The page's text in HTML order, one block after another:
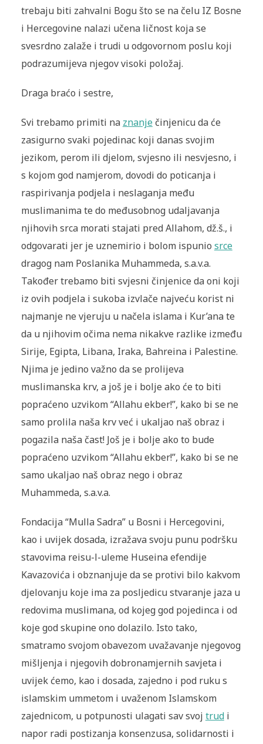
trebaju biti zahvalni Bogu što se na čelu IZ Bosne
i Hercegovine nalazi učena ličnost koja se
svesrdno zalaže i trudi u odgovornom poslu koji
podrazumijeva njegov visoki položaj.
Draga braćo i sestre,
Svi trebamo primiti na znanječinjenicu da će
zasigurno svaki pojedinac koji danas svojim
jezikom, perom ili djelom, svjesno ili nesvjesno, i
s kojom god namjerom, dovodi do poticanja i
raspirivanja podjela i neslaganja među
muslimanima te do međusobnog udaljavanja
njihovih srca morati stajati pred Allahom, dž.š., i
odgovarati jer je uznemirio i bolom ispunio srce
dragog nam Poslanika Muhammeda, s.a.v.a.
Također trebamo biti svjesni činjenice da oni koji
iz ovih podjela i sukoba izvlače najveću korist ni
najmanje ne vjeruju u načela islama i Kur’ana te
da u njihovim očima nema nikakve razlike između
Sirije, Egipta, Libana, Iraka, Bahreina i Palestine.
Njima je jedino važno da se prolijeva
muslimanska krv, a još je i bolje ako će to biti
popraćeno uzvikom “Allahu ekber!”, kako bi se ne
samo prolila naša krv već i ukaljao naš obraz i
pogazila naša čast! Još je i bolje ako to bude
popraćeno uzvikom “Allahu ekber!”, kako bi se ne
samo ukaljao naš obraz nego i obraz
Muhammeda, s.a.v.a.
Fondacija “Mulla Sadra” u Bosni i Hercegovini,
kao i uvijek dosada, izražava svoju punu podršku
stavovima reisu-l-uleme Huseina efendije
Kavazovića i obznanjuje da se protivi bilo kakvom
djelovanju koje ima za posljedicu stvaranje jaza u
redovima muslimana, od kojeg god pojedinca i od
koje god skupine ono dolazilo. Isto tako,
smatramo svojom obavezom uvažavanje njegovog
mišljenja i njegovih dobronamjernih savjeta i
uvijek ćemo, kao i dosada, zajedno i pod ruku s
islamskim ummetom i uvaženom Islamskom
zajednicom, u potpunosti ulagati sav svoj trudi
napor radi postizanja konsenzusa, solidarnosti i